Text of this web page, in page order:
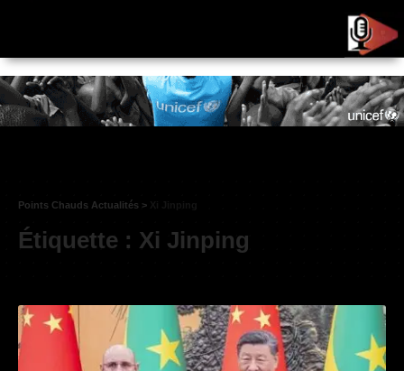
Points Chauds Actualités >
Étiquette : Xi Jinping